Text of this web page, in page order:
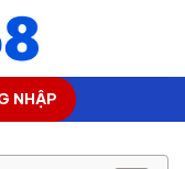
NHẬP